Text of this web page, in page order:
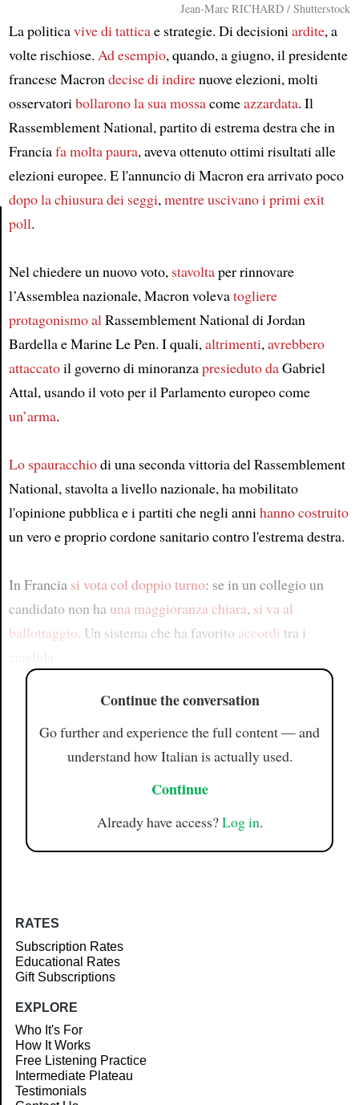
Jean-Marc RICHARD / Shutterstock
La politicavive di tatticae strategie. Di decisioniardite, a
volte rischiose. Ad esempio, quando, a giugno, il presidente
francese Macrondecise di indirenuove elezioni, molti
osservatoribollarono la sua mossacomeazzardata. Il
Rassemblement National, partito di estrema destra che in
Franciafa molta paura, aveva ottenuto ottimi risultati alle
elezioni europee. E l'annuncio di Macron era arrivato poco
dopo la chiusura dei seggi,mentre uscivano i primi exit
poll.
Nel chiedere un nuovo voto, stavoltaper rinnovare
l’Assemblea nazionale, Macron volevatogliere
protagonismo alRassemblement National di Jordan
Bardella e Marine Le Pen. I quali,altrimenti,avrebbero
attaccatoil governo di minoranzapresieduto daGabriel
Attal, usando il voto per il Parlamento europeo come
un’arma.
Lo spauracchiodi una seconda vittoria del Rassemblement
National, stavolta a livello nazionale, ha mobilitato
l'opinione pubblica e i partiti che negli annihanno costruito
un vero e proprio cordone sanitario contro l'estrema destra.
In Francia si vota col doppio turno: se in un collegio un
candidato non hauna maggioranza chiara, si va al
ballottaggio. Un sistema che ha favorito accordi tra i
Continue the conversation
Go further and experience the full content — and
understand how Italian is actually used.
Continue
Already have access?Log in.
RATES
Subscription Rates
Educational Rates
Gift Subscriptions
EXPLORE
Who It's For
How It Works
Free Listening Practice
Intermediate Plateau
Testimonials